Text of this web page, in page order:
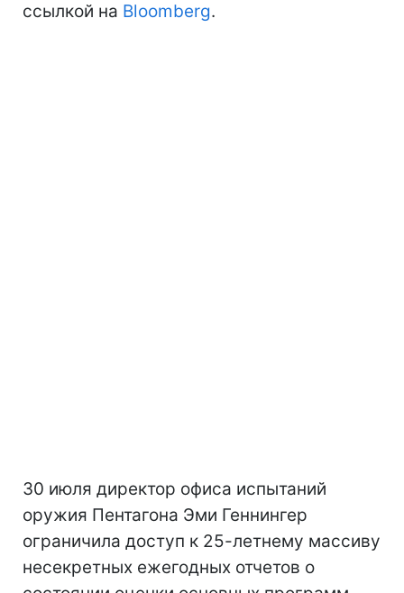
ссылкой на Bloomberg.
30 июля директор офиса испытаний
оружия Пентагона Эми Геннингер
ограничила доступ к 25-летнему массиву
несекретных ежегодных отчетов о